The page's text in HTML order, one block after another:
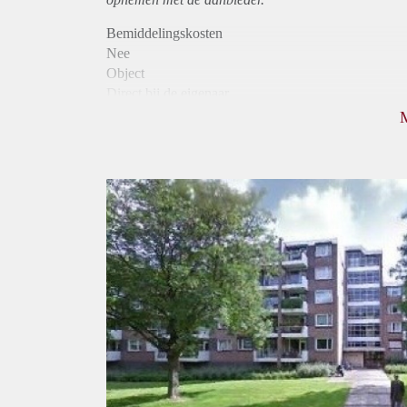
Bemiddelingskosten
Nee
Object
Huurtoeslag
Niet mogelijk
Inkomen eis
2,9 X Maandhuur Bruto
Huurtermijn
Onbepaalde termijn
Oplevering
Kaal